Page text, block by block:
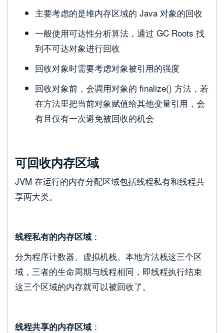
主要考虑的是堆内存区域的 Java 对象的回收
一般使用可达性分析算法，通过 GC Roots 找
到不可达对象进行回收
回收对象时需要考虑对象被引用的强度
回收对象前，会调用对象的 finalize() 方法，若
在方法里把当前对象赋值给其他变量引用，会
有且仅有一次避免被回收的机会
可回收内存区域
JVM 在运行的内存分配区域包括线程私有和线程共
享两大类。
线程私有的内存区域 ：
分为程序计数器、虚拟机栈、本地方法栈这三个区
域，三者的生命周期与线程相同，即线程执行结束
这三个区域的内存就可以被回收了。
线程共享的内存区域 ：